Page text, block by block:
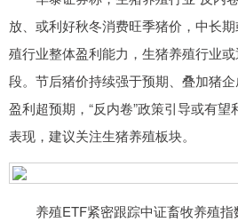
放、或利好秋冬消费旺季猪价，中长
殖行业整体盈利能力，生猪养殖行业
段。节后猪价持续强于预期、叠加猪
盈利超预期，“反内卷”政策引导或有
表现，建议关注生猪养殖板块。
养殖ETF紧密跟踪中证畜牧养殖指